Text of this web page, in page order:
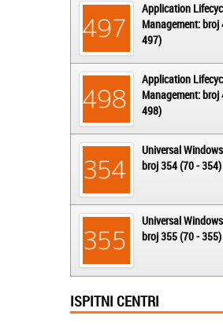
Application
Management: broj
497)
Application
Management: broj
498)
Universal
broj 354 (70 - 354)
Universal
broj 355 (70 - 355)
ISPITNI CENTRI